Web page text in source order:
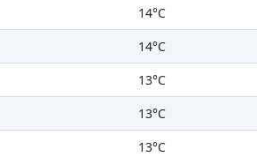
14°C
14°C
13°C
13°C
13°C